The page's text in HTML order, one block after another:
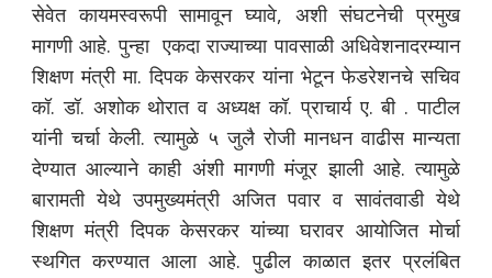
सेवेत कायमस्वरूपी सामावून घ्यावे, अशी संघटनेची प्रमुख
मागणी आहे. पुन्हा एकदा राज्याच्या पावसाळी अधिवेशनादरम्यान
शिक्षण मंत्री मा. दिपक केसरकर यांना भेटून फेडरेशनचे सचिव
कॉ. डॉ. अशोक थोरात व अध्यक्ष कॉ. प्राचार्य ए. बी . पाटील
यांनी चर्चा केली. त्यामुळे ५ जुलै रोजी मानधन वाढीस मान्यता
देण्यात आल्याने काही अंशी मागणी मंजूर झाली आहे. त्यामुळे
बारामती येथे उपमुख्यमंत्री अजित पवार व सावंतवाडी येथे
शिक्षण मंत्री दिपक केसरकर यांच्या घरावर आयोजित मोर्चा
स्थगित करण्यात आला आहे. पुढील काळात इतर प्रलंबित